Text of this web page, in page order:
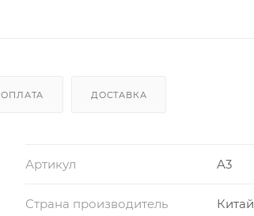
ОПЛАТА ДОСТАВКА
Артикул A3
Страна производитель Китай